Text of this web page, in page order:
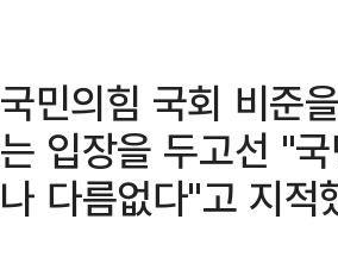
국민의힘 국회 비준
는 입장을 두고선 "
나 다름없다"고 지적